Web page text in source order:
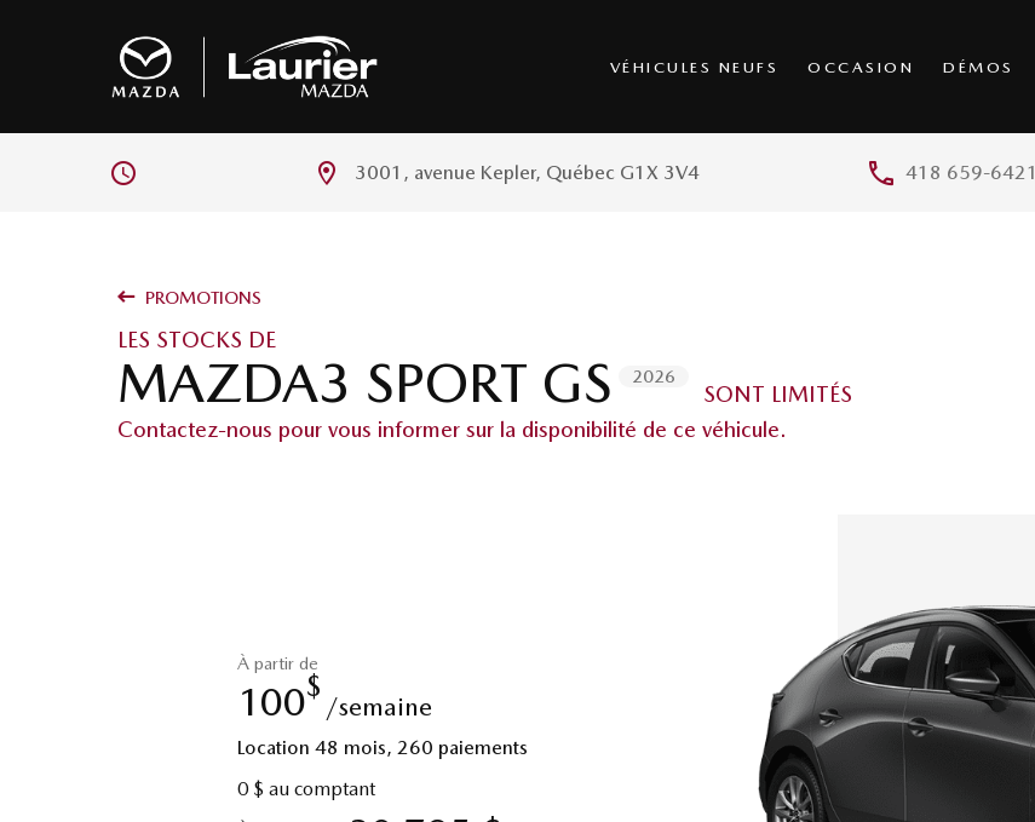
VÉHICULES NEUFS OCCASION DÉMOS
3001, avenue Kepler, Québec G1X 3V4 418 659-6421
PROMOTIONS
LES STOCKS DE
MAZDA3 SPORT GS 2026
SONT LIMITÉS
Contactez-nous pour vous informer sur la disponibilité de ce véhicule.
À partir de
100$
/semaine
Location 48 mois, 260 paiements
0 $ au comptant